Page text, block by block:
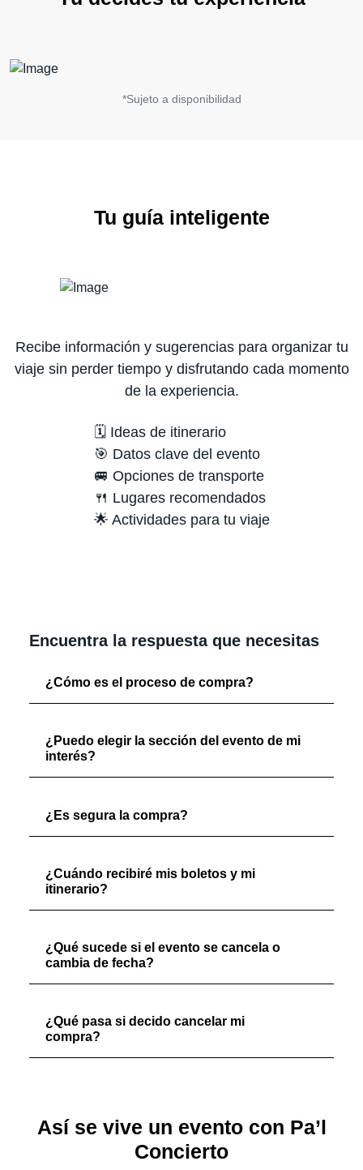
*Sujeto a disponibilidad
Tu guía inteligente
Recibe información y sugerencias para organizar tu
viaje sin perder tiempo y disfrutando cada momento
de la experiencia.
🗓️ Ideas de itinerario
🎯 Datos clave del evento
🚐 Opciones de transporte
🍴 Lugares recomendados
🌟 Actividades para tu viaje
Encuentra la respuesta que necesitas
¿Cómo es el proceso de compra?
¿Puedo elegir la sección del evento de mi
interés?
¿Es segura la compra?
¿Cuándo recibiré mis boletos y mi
itinerario?
¿Qué sucede si el evento se cancela o
cambia de fecha?
¿Qué pasa si decido cancelar mi
compra?
Así se vive un evento con Pa’l
Concierto